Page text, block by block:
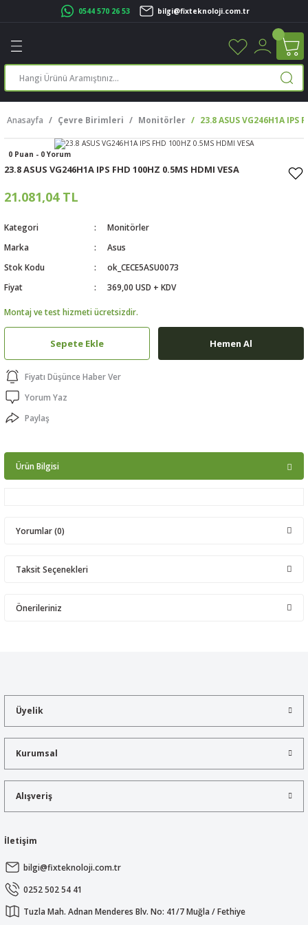
0544 570 26 53 bilgi@fixteknoloji.com.tr
Geri Dön
Geri Dön
Geri Dön
Yazıcı
Geri Dön
Geri Dön
Geri Dön
Geri Dön
Geri Dön
Anasayfa Çevre Birimleri Monitörler 23.8 ASUS VG246H1A IPS
0 Puan - 0 Yorum
23.8 ASUS VG246H1A IPS FHD 100HZ 0.5MS HDMI VESA
21.081,04 TL
Kategori
Monitörler
Marka
Asus
Stok Kodu
ok_CECE5ASU0073
Fiyat
369,00 USD + KDV
Montaj ve test hizmeti ücretsizdir.
Sepete Ekle Hemen Al
Fiyatı Düşünce Haber Ver
Yorum Yaz
Paylaş
Ürün Bilgisi
Yorumlar (0)
Taksit Seçenekleri
Önerileriniz
Ürün açıklamasında eksik bilgiler bulunuyor.
Ürün bilgilerinde hatalar bulunuyor.
Bu ürüne benzer farklı alternatifler olmalı.
Üyelik
Kurumsal
Alışveriş
İletişim
bilgi@fixteknoloji.com.tr
0252 502 54 41
Tuzla Mah. Adnan Menderes Blv. No: 41/7 Muğla / Fethiye